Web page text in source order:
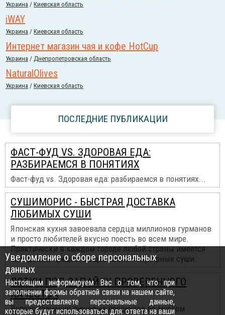
Украина /Киевская область
iWAY
Украина /Киевская область
Интернет магазин чая и кофе HotCup
Украина /Днепропетровская область
NaturalOlives
Украина /Киевская область
ПОСЛЕДНИЕ ПУБЛИКАЦИИ
ФАСТ-ФУД VS. ЗДОРОВАЯ ЕДА:
РАЗБИРАЕМСЯ В ПОНЯТИЯХ
Фаст-фуд vs. Здоровая еда: разбираемся в понятиях...
СУШИМОРИС - БЫСТРАЯ ДОСТАВКА
ЛЮБИМЫХ СУШИ
Японская кухня завоевала сердца миллионов гурманов
и просто любителей вкусно поесть во всем мире.
Практически в каждом городе любой страны имеется
заведение, предлагающее такие популярные суши.
ЛОТКИ ПОД ЗАПАЙКУ ПРОВЕРЕННОГО
КАЧЕСТВА
Вопрос хранения пищевых продуктов во многом
Уведомление о сборе персональных
данных
Настоящим информируем Вас о том, что при
заполнении формы обратной связи на нашем сайте,
вы предоставляете персональные данные,
которые будут использоваться для: ответа на ваши